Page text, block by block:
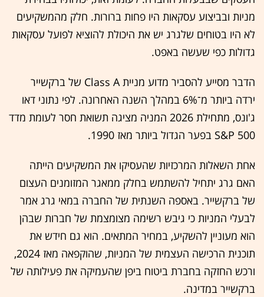
מניות ובביצוע עסקאות היו פחות ברורות. חלק מהמשקיעים
לא היו בטוחים שלגרג יש את היכולת להוציא לפועל עסקאות
גדולות כפי שעשה באפט.
הדבר מסייע להסביר מדוע מניית Class A של ברקשייר
ירדה ביותר מ־6% במהלך השנה האחרונה. לפי נתוני דאו
ג'ונס, מתחילת 2026 המניה מציגה תשואת חסר לעומת מדד
S&P 500 בפער הגדול ביותר מאז 1990.
אחת השאלות המרכזיות שהעסיקו את המשקיעים הייתה
האם גרג יתחיל להשתמש בחלק ממאגר המזומנים העצום
של ברקשייר. באספה השנתית של החברה במאי גרג אמר
לבעלי המניות כי גיבש רשימה מצומצמת של חברות שבהן
הוא מעוניין להשקיע, במחיר המתאים. הוא גם חידש את
תוכנית הרכישה העצמית של המניות, שהוקפאה מאז 2024,
ורכש החזקה בחברת ביטוח ביפן שהעמיקה את פעילותה של
ברקשייר במדינה.